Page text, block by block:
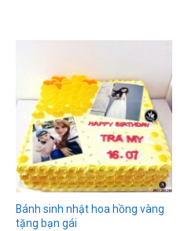
Bánh sinh nhật hoa hồng vàng
tặng bạn gái